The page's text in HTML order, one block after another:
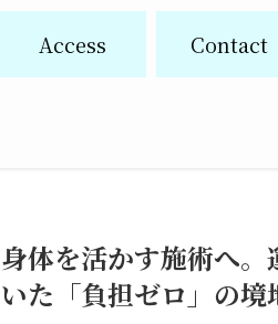
Access Contact
体を活かす施術へ
た「負担ゼロ」の境